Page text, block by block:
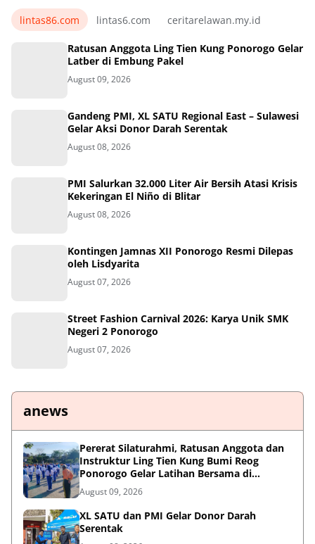
lintas86.com lintas6.com ceritarelawan.my.id
Ratusan Anggota Ling Tien Kung Ponorogo Gelar
Latber di Embung Pakel
August 09, 2026
Gandeng PMI, XL SATU Regional East – Sulawesi
Gelar Aksi Donor Darah Serentak
August 08, 2026
PMI Salurkan 32.000 Liter Air Bersih Atasi Krisis
Kekeringan El Niño di Blitar
August 08, 2026
Kontingen Jamnas XII Ponorogo Resmi Dilepas
oleh Lisdyarita
August 07, 2026
Street Fashion Carnival 2026: Karya Unik SMK
Negeri 2 Ponorogo
August 07, 2026
anews
Pererat Silaturahmi, Ratusan Anggota dan
Instruktur Ling Tien Kung Bumi Reog
Ponorogo Gelar Latihan Bersama di
Embung Pakel
August 09, 2026
XL SATU dan PMI Gelar Donor Darah
Serentak